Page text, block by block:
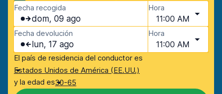
Fecha recogida
dom, 09 ago
Hora
11:00 AM
Fecha devolución
lun, 17 ago
Hora
11:00 AM
El país de residencia del conductor es
Estados Unidos de América (EE.UU.)
y la edad es30-65